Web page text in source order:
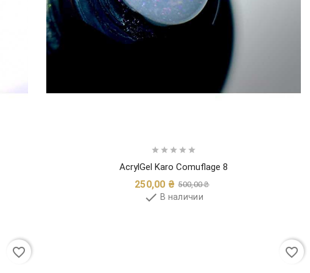
    
AcrylGel Karo Comuflage 8
250,00 ₴ 500,00 ₴
 В наличии
favorite_border favorite_border